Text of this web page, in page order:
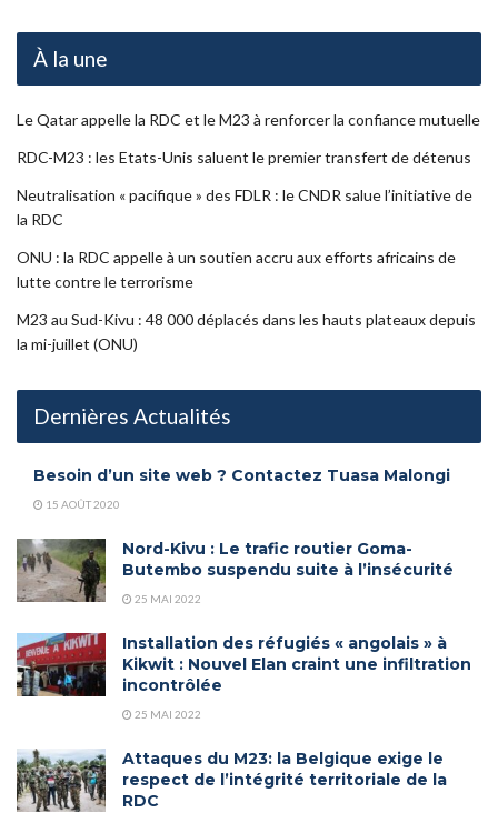
À la une
Le Qatar appelle la RDC et le M23 à renforcer la confiance mutuelle
RDC-M23 : les Etats-Unis saluent le premier transfert de détenus
Neutralisation « pacifique » des FDLR : le CNDR salue l’initiative de
la RDC
ONU : la RDC appelle à un soutien accru aux efforts africains de
lutte contre le terrorisme
M23 au Sud-Kivu : 48 000 déplacés dans les hauts plateaux depuis
la mi-juillet (ONU)
Dernières Actualités
Besoin d’un site web ? Contactez Tuasa Malongi
15 AOÛT 2020
Nord-Kivu : Le trafic routier Goma-
Butembo suspendu suite à l’insécurité
25 MAI 2022
Installation des réfugiés « angolais » à
Kikwit : Nouvel Elan craint une infiltration
incontrôlée
25 MAI 2022
Attaques du M23: la Belgique exige le
respect de l’intégrité territoriale de la
RDC